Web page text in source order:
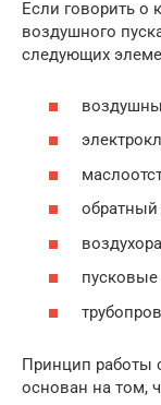
Если говорить о
воздушного
следующих
обратный
Принцип работы
основан на том,